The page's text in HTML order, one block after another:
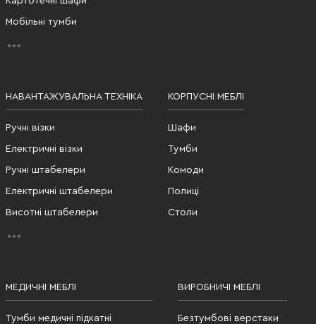
Мобільні тумби
НАВАНТАЖУВАЛЬНА ТЕХНІКА
Ручні візки
Електричні візки
Ручні штабелери
Електричні штабелери
Висотні штабелери
КОРПУСНІ МЕБЛІ
Шафи
Тумби
Комоди
Полиці
Столи
МЕДИЧНІ МЕБЛІ
Тумби медичні підкатні
ВИРОБНИЧІ МЕБЛІ
Безтумбові верстаки